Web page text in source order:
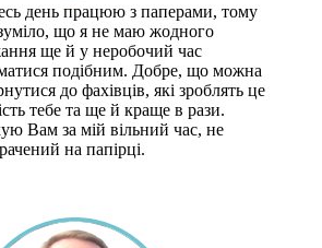
день працюю з паперами, тому
що я не маю жодного
ще й у неробочий час
подібним. Добре, що можна
до фахівців, які зроблять це
тебе та ще й краще в рази.
Вам за мій вільний час, не
на папірці.